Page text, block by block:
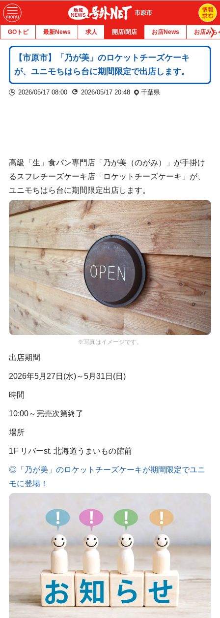
市原市
GOトピ 最新News 求人 開店/閉店 お店News お店みち
【市原市】「乃が美」のロケットチーズケーキ
が、ユニモちはら台に期間限定で出店します。
2026/05/17 08:00 2026/05/17 20:48 千葉県
高級「生」食パン専門店「乃が美（のがみ）」が手掛け
るスフレチーズケーキ店「ロケットチーズケーキ」が、
ユニモちはら台に期間限定出店します。
※写真はイメージです。
出店期間
2026年5月27日(水)～5月31日(日)
時間
10:00～完売次第終了
場所
1F リバーst. 北海道うまいもの館前
◎「乃が美」のロケットチーズケーキが期間限定でユニ
モに登場！